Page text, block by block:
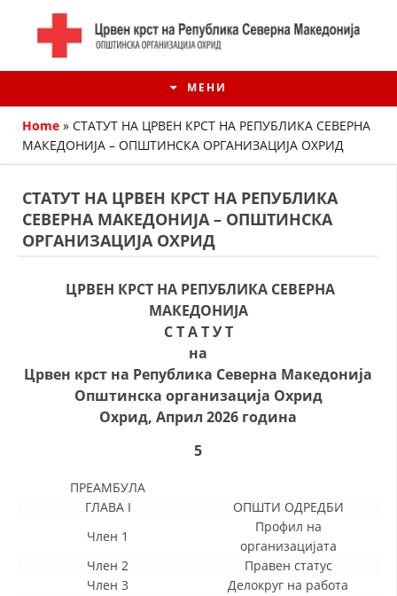
МЕНИ
ИСТОРИЈАТ НА ЦКРМ
ИСТОРИЈАТ НА ДВИЖЕЊЕТО
СТРУКТУРА НА ОРГАНИЗАЦИЈАТА
ЗАКОН ЗА ЦКРМ
Home » СТАТУТ НА ЦРВЕН КРСТ НА РЕПУБЛИКА СЕВЕРНА
МАКЕДОНИЈА – ОПШТИНСКА ОРГАНИЗАЦИЈА ОХРИД
СТАТУТ НА ЦРВЕН КРСТ НА РЕПУБЛИКА
СЕВЕРНА МАКЕДОНИЈА – ОПШТИНСКА
ОРГАНИЗАЦИЈА ОХРИД
ЦРВЕН КРСТ НА РЕПУБЛИКА СЕВЕРНА
МАКЕДОНИЈА
С Т А Т У Т
на
Црвен крст на Република Северна Македонија
Општинска организација Охрид
Охрид, Aприл 2026 година
5
ПРЕАМБУЛА
ГЛАВА I
ОПШТИ ОДРЕДБИ
Член 1
Профил на
организацијата
Член 2
Правен статус
Член 3
Делокруг на работа